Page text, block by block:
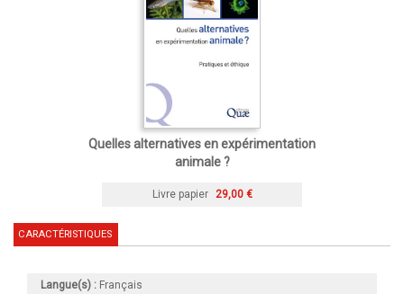
Quelles alternatives en expérimentation
animale ?
Livre papier 29,00 €
CARACTÉRISTIQUES
Langue(s) : Français